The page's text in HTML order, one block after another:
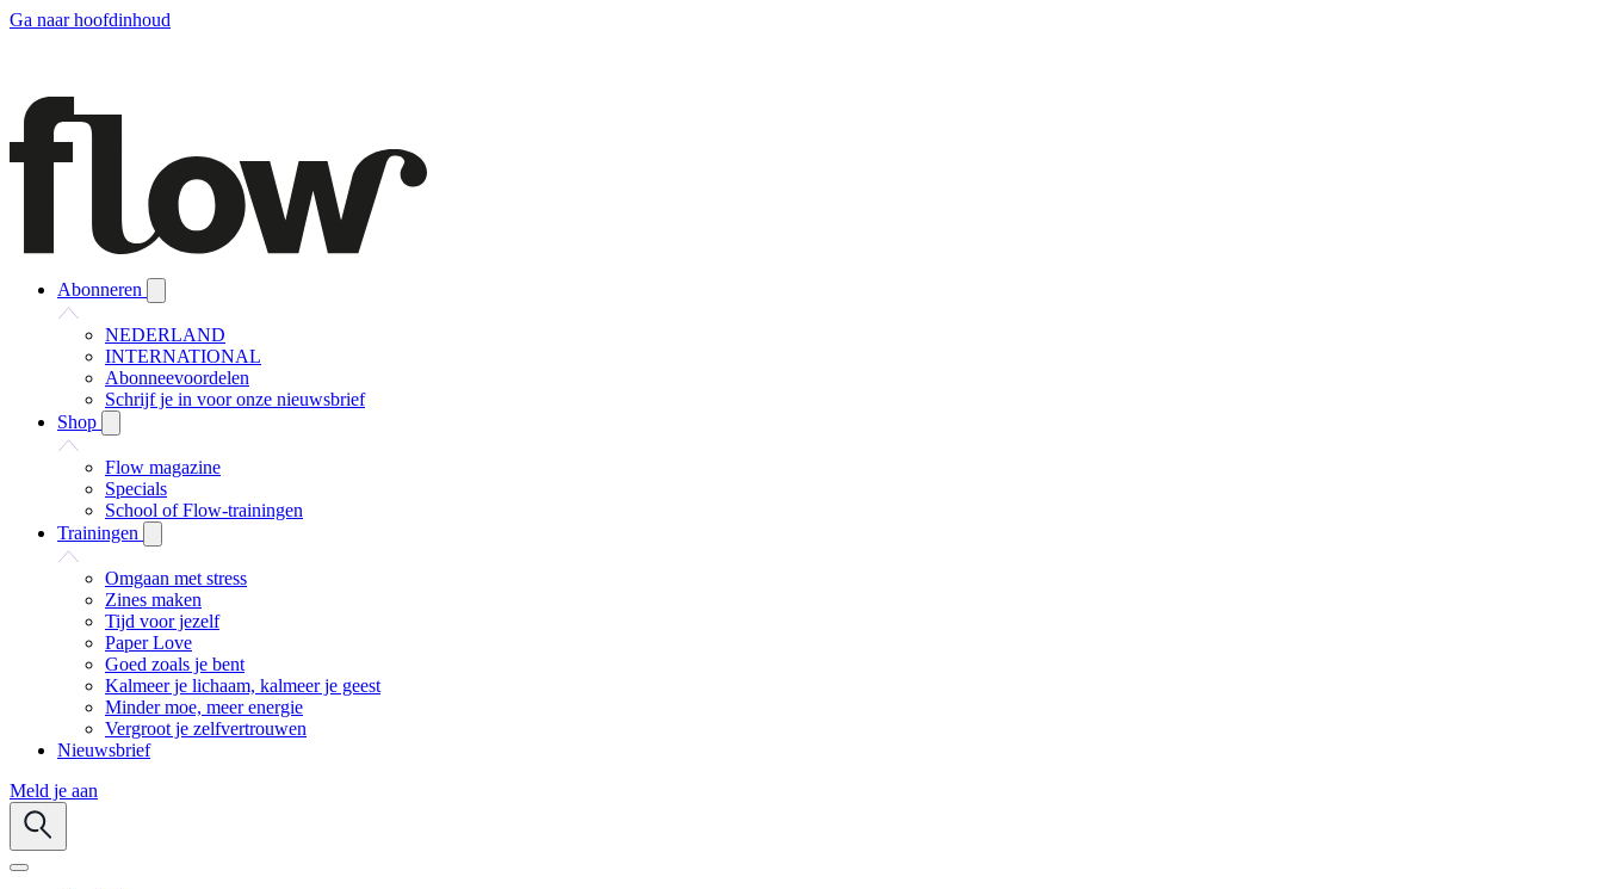
Ga naar hoofdinhoud
Abonneren
NEDERLAND
INTERNATIONAL
Abonneevoordelen
Schrijf je in voor onze nieuwsbrief
Shop
Flow magazine
Specials
School of Flow-trainingen
Trainingen
Omgaan met stress
Zines maken
Tijd voor jezelf
Paper Love
Goed zoals je bent
Kalmeer je lichaam, kalmeer je geest
Minder moe, meer energie
Vergroot je zelfvertrouwen
Nieuwsbrief
Meld je aan